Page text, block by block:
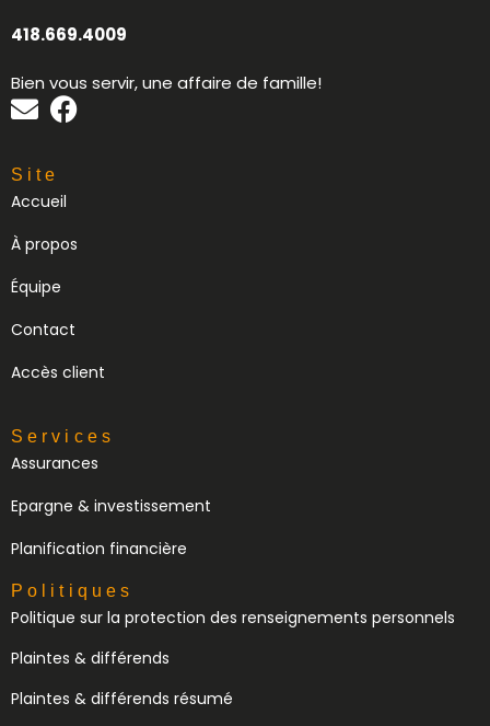
418.669.4009
Bien vous servir, une affaire de famille!
Site
Accueil
À propos
Équipe
Contact
Accès client
Services
Assurances
Epargne & investissement
Planification financière
Politiques
Politique sur la protection des renseignements personnels
Plaintes & différends
Plaintes & différends résumé